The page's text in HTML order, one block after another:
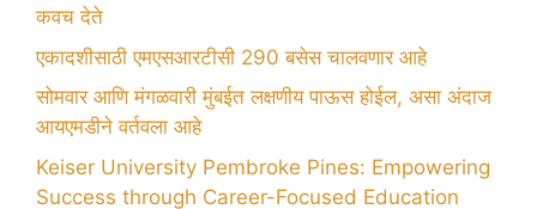
कवच देते
एकादशीसाठी एमएसआरटीसी 290 बसेस चालवणार आहे
सोमवार आणि मंगळवारी मुंबईत लक्षणीय पाऊस होईल, असा अंदाज
आयएमडीने वर्तवला आहे
Keiser University Pembroke Pines: Empowering
Success through Career-Focused Education